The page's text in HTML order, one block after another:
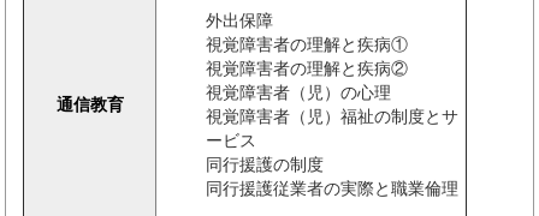
通信教育
外出保障
視覚障害者の理解と疾病①
視覚障害者の理解と疾病②
視覚障害者（児）の心理
視覚障害者（児）福祉の制度とサ
ービス
同行援護の制度
同行援護従業者の実際と職業倫理